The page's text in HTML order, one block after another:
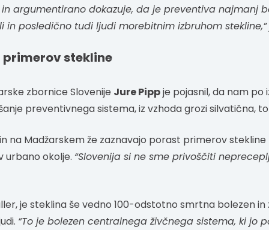
in argumentirano dokazuje, da je preventiva najmanj
in posledično tudi ljudi morebitnim izbruhom stekline,”
primerov stekline
zbornice Slovenije Jure Pippje pojasnil, da nam po
preventivnega sistema, iz vzhoda grozi silvatična,
na Madžarskem že zaznavajo porast primerov
urbano okolje. “Slovenija si ne sme privoščiti
je steklina še vedno 100-odstotno smrtna bolezen in
“To je bolezen centralnega živčnega sistema, ki jo